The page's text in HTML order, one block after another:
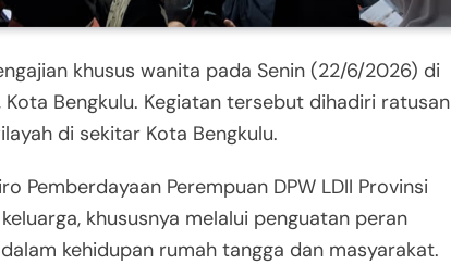
khusus wanita pada Senin (22/6/2026) di
Kota Bengkulu. Kegiatan tersebut dihadiri ratusan
di sekitar Kota Bengkulu.
Pemberdayaan Perempuan DPW LDII Provinsi
khususnya melalui penguatan peran
kehidupan rumah tangga dan masyarakat.